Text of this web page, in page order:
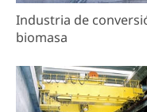
Industria de
biomasa